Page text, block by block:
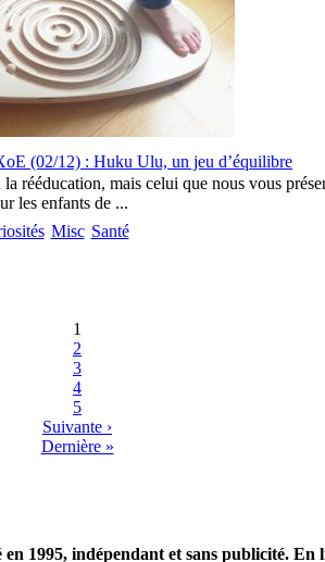
(02/12) : Huku Ulu, un jeu d’équilibre
rééducation, mais celui que nous vous
les enfants de ...
Misc Santé
1
2
3
4
5
Suivante ›
Dernière »
1995, indépendant et sans publicité. En